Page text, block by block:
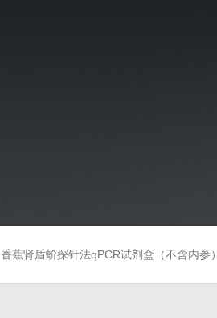
香蕉肾盾蚧探针法qPCR试剂盒（不含内参）